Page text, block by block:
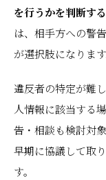
を行うかを判断する
は、相手方への警
が選択肢になります
違反者の特定が難
人情報に該当する
告・相談も検討対
早期に協議して取
す。